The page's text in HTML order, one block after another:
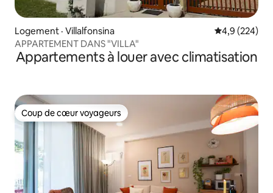
Logement · Villalfonsina Note
4,9 (224)
APPARTEMENT DANS "VILLA"
Appartements à louer avec climatisation
Coup de cœur voyageurs
Coup de cœur voyageurs